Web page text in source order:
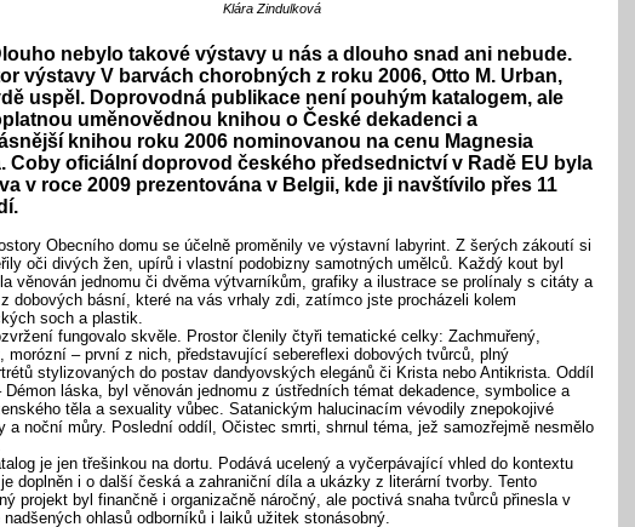
Klára Zindulková
nebylo takové výstavy u nás a dlouho snad ani nebude.
výstavy V barvách chorobných z roku 2006, Otto M. Urban,
uspěl. Doprovodná publikace není pouhým katalogem, ale
uměnovědnou knihou o České dekadenci a
knihou roku 2006 nominovanou na cenu Magnesia
Coby oficiální doprovod českého předsednictví v Radě EU byla
v roce 2009 prezentována v Belgii, kde ji navštívilo přes 11
Obecního domu se účelně proměnily ve výstavní labyrint. Z šerých zákoutí si
oči divých žen, upírů i vlastní podobizny samotných umělců. Každý kout byl
věnován jednomu či dvěma výtvarníkům, grafiky a ilustrace se prolínaly s citáty a
dobových básní, které na vás vrhaly zdi, zatímco jste procházeli kolem
soch a plastik.
fungovalo skvěle. Prostor členily čtyři tematické celky: Zachmuřený,
morózní – první z nich, představující sebereflexi dobových tvůrců, plný
stylizovaných do postav dandyovských elegánů či Krista nebo Antikrista. Oddíl
Démon láska, byl věnován jednomu z ústředních témat dekadence, symbolice a
těla a sexuality vůbec. Satanickým halucinacím vévodily znepokojivé
a noční můry. Poslední oddíl, Očistec smrti, shrnul téma, jež samozřejmě nesmělo
je jen třešinkou na dortu. Podává ucelený a vyčerpávající vhled do kontextu
doplněn i o další česká a zahraniční díla a ukázky z literární tvorby. Tento
projekt byl finančně i organizačně náročný, ale poctivá snaha tvůrců přinesla v
nadšených ohlasů odborníků i laiků užitek stonásobný.